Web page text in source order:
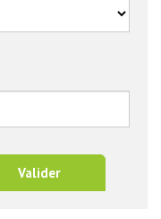
Valider